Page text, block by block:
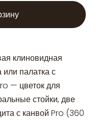
клиновидная
или палатка с
— цветок для
стойки, две
с канвой Pro (360